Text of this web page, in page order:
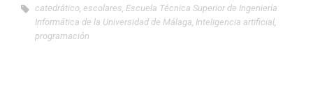
catedrático, escolares, Escuela Técnica Superior de Ingeniería
Informática de la Universidad de Málaga, Inteligencia artificial,
programación